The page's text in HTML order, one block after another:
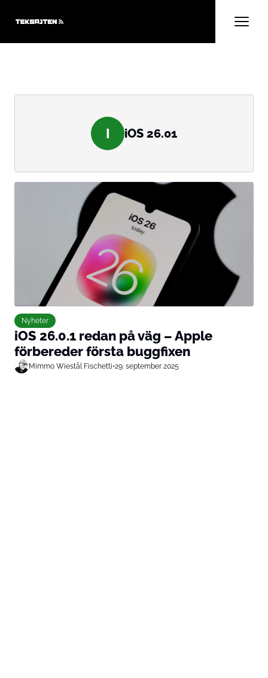
I iOS 26.01
Nyheter
iOS 26.0.1 redan på väg – Apple
förbereder första buggfixen
Mimmo Wiestål Fischetti•29. september 2025